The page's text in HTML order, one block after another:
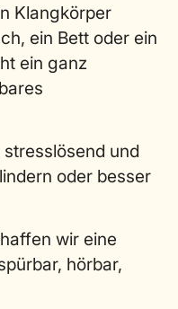
Klangkörper
ein Bett oder ein
ein ganz
und
oder besser
wir eine
hörbar,